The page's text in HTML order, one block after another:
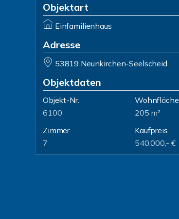
Objektart
Einfamilienhaus
Adresse
53819 Neunkirchen-Seelscheid
Objektdaten
Objekt-Nr.
6100
Wohnfläche
205 m²
Zimmer
7
Kaufpreis
540.000,- €